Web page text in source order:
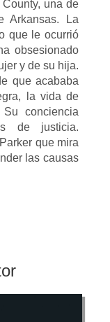
una de
Arkansas. La
que le ocurrió
obsesionado
y de su hija.
que acababa
la vida de
conciencia
de justicia.
que mira
las causas